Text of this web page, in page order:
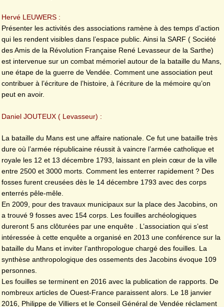
Hervé LEUWERS :
Présenter les activités des associations ramène à des temps d’action
qui les rendent visibles dans l’espace public. Ainsi la SARF ( Société
des Amis de la Révolution Française René Levasseur de la Sarthe)
est intervenue sur un combat mémoriel autour de la bataille du Mans,
une étape de la guerre de Vendée. Comment une association peut
contribuer à l’écriture de l’histoire, à l’écriture de la mémoire qu’on
peut en avoir.
Daniel JOUTEUX ( Levasseur) :
La bataille du Mans est une affaire nationale. Ce fut une bataille très
dure où l’armée républicaine réussit à vaincre l’armée catholique et
royale les 12 et 13 décembre 1793, laissant en plein cœur de la ville
entre 2500 et 3000 morts. Comment les enterrer rapidement ? Des
fosses furent creusées dès le 14 décembre 1793 avec des corps
enterrés pêle-mêle.
En 2009, pour des travaux municipaux sur la place des Jacobins, on
a trouvé 9 fosses avec 154 corps. Les fouilles archéologiques
dureront 5 ans clôturées par une enquête . L’association qui s’est
intéressée à cette enquête a organisé en 2013 une conférence sur la
bataille du Mans et inviter l’anthropologue chargé des fouilles. La
synthèse anthropologique des ossements des Jacobins évoque 109
personnes.
Les fouilles se terminent en 2016 avec la publication de rapports. De
nombreux articles de Ouest-France paraissent alors. Le 18 janvier
2016, Philippe de Villiers et le Conseil Général de Vendée réclament